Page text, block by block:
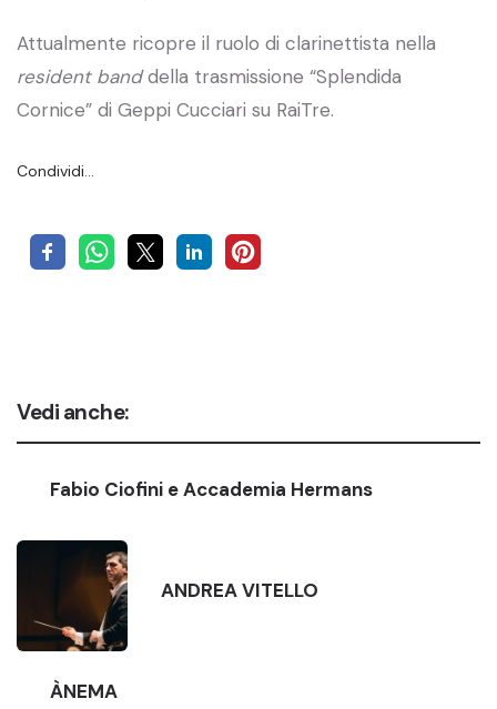
Attualmente ricopre il ruolo di clarinettista nella
resident banddella trasmissione “Splendida
Cornice” di Geppi Cucciari su RaiTre.
Condividi…
Vedi anche:
Fabio Ciofini e Accademia Hermans
ANDREA VITELLO
ÀNEMA